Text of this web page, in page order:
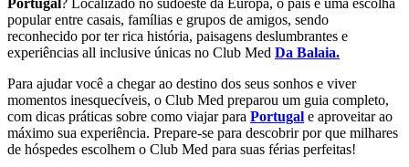
popular entre casais, famílias e grupos de amigos, sendo
reconhecido por ter rica história, paisagens deslumbrantes e
experiências all inclusive únicas no Club Med Da Balaia.
Para ajudar você a chegar ao destino dos seus sonhos e viver
momentos inesquecíveis, o Club Med preparou um guia completo,
com dicas práticas sobre como viajar para Portugal e aproveitar ao
máximo sua experiência. Prepare-se para descobrir por que milhares
de hóspedes escolhem o Club Med para suas férias perfeitas!